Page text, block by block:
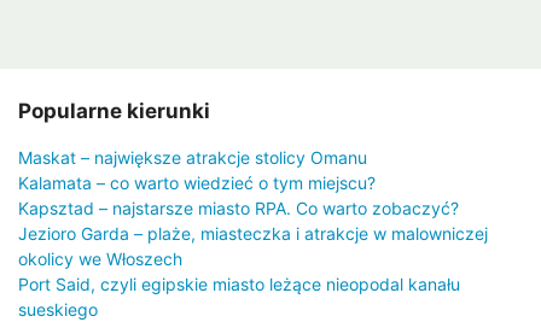
Popularne kierunki
Maskat – największe atrakcje stolicy Omanu
Kalamata – co warto wiedzieć o tym miejscu?
Kapsztad – najstarsze miasto RPA. Co warto zobaczyć?
Jezioro Garda – plaże, miasteczka i atrakcje w malowniczej
okolicy we Włoszech
Port Said, czyli egipskie miasto leżące nieopodal kanału
sueskiego